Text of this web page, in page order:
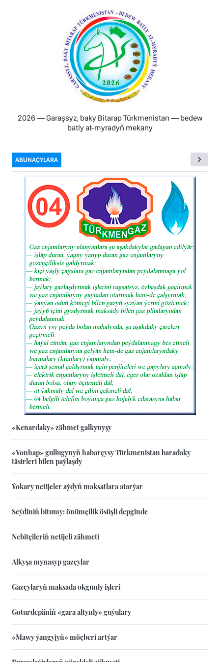
2026 — Garaşsyz, baky Bitarap Türkmenistan — bedew
batly at-myradyň mekany
ABUNAÇYLARA
«Kenardaky» zähmet galkynyşy
«Yonhap» gullugynyň habarçysy Türkmenistan baradaky
täsirleri bilen paýlaşdy
Ýokary netijeler aýdyň maksatlara atarýar
Seýdiniň bitumy: önümçilik ösüşli depginde
Nebitçileriň netijeli zähmeti
Alkyşa mynasyp gazçylar
Gazçylaryň maksada okgunly işleri
Goturdepäniň «gara altynly» guýulary
«Mawy ýangyjyň» möçberi artýar